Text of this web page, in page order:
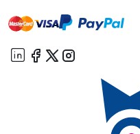
mastervisa paypal